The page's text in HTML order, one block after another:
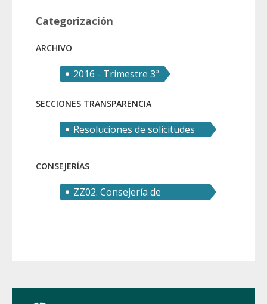
Categorización
ARCHIVO
2016 - Trimestre 3º
SECCIONES TRANSPARENCIA
Resoluciones de solicitudes
CONSEJERÍAS
ZZ02. Consejería de